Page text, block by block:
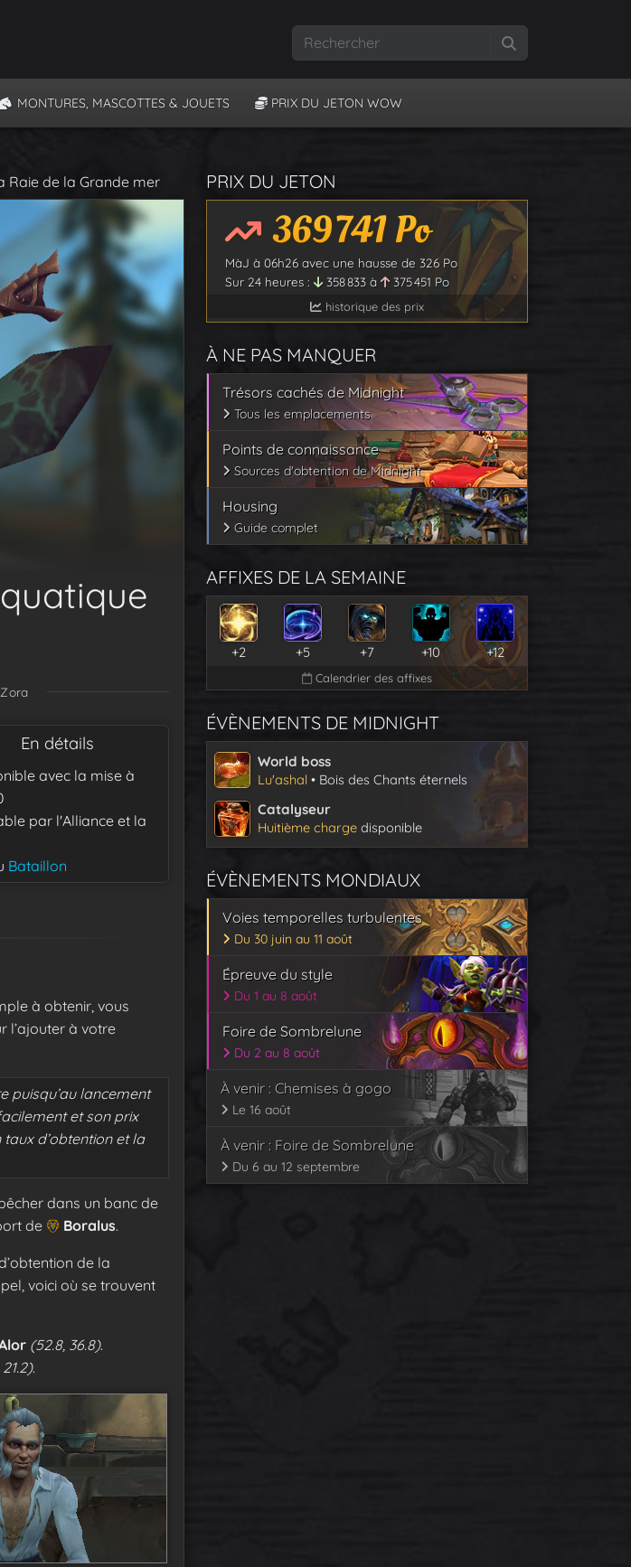
MONTURES, MASCOTTES & JOUETS PRIX DU JETON WOW
Raie de la Grande mer
En détails
avec la mise à
par l'Alliance et la
Bataillon
à obtenir, vous
l’ajouter à votre
puisqu’au lancement
et son prix
d’obtention et la
dans un banc de
de Boralus.
de la
voici où se trouvent
(52.8, 36.8).
.
PRIX DU JETON
369 741Po
MàJ à 06h26 avec une hausse de 326Po
Sur 24 heures :
358 833 à 375 451 Po
historique des prix
À NE PAS MANQUER
Trésors cachés de Midnight
Tous les emplacements
Points de connaissance
Sources d'obtention de Midnight
Housing
Guide complet
AFFIXES DE LA SEMAINE
+2 +5 +7 +10 +12
Calendrier des affixes
ÉVÈNEMENTS DE MIDNIGHT
World boss
Lu'ashal • Bois des Chants éternels
Catalyseur
Huitième charge disponible
ÉVÈNEMENTS MONDIAUX
Voies temporelles turbulentes
Du 30 juin au 11 août
Épreuve du style
Du 1 au 8 août
Foire de Sombrelune
Du 2 au 8 août
À venir : Chemises à gogo
Le 16 août
À venir : Foire de Sombrelune
Du 6 au 12 septembre